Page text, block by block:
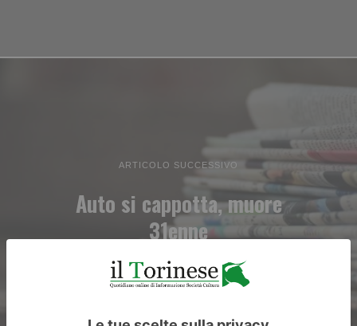
ARTICOLO SUCCESSIVO
Auto si cappotta, muore
31enne